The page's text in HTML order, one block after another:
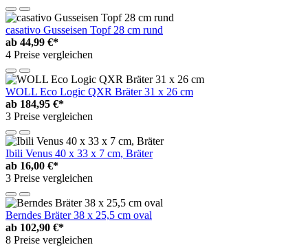
casativo Gusseisen Topf 28 cm rund
ab 44,99 €*
4 Preise vergleichen
WOLL Eco Logic QXR Bräter 31 x 26 cm
ab 184,95 €*
3 Preise vergleichen
Ibili Venus 40 x 33 x 7 cm, Bräter
ab 16,00 €*
3 Preise vergleichen
Berndes Bräter 38 x 25,5 cm oval
ab 102,90 €*
8 Preise vergleichen